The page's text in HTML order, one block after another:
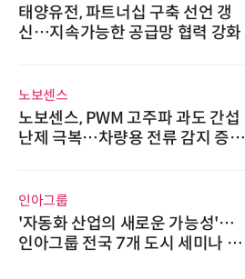
태양유전, 파트너십 구축 선언 갱
신…지속가능한 공급망 협력 강화
노보센스
노보센스, PWM 고주파 과도 간섭
난제 극복…차량용 전류 감지 증폭
인아그룹
'자동화 산업의 새로운 가능성'…
인아그룹 전국 7개 도시 세미나 페